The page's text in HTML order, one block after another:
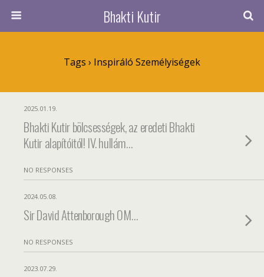
Bhakti Kutir
Tags › Inspiráló Személyiségek
2025.01.19.
Bhakti Kutir bölcsességek, az eredeti Bhakti
Kutir alapítóitól! IV. hullám…
NO RESPONSES
2024.05.08.
Sir David Attenborough OM…
NO RESPONSES
2023.07.29.